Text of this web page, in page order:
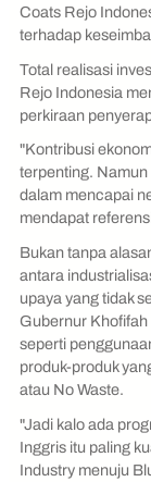
Coats Rejo
terhadap
Total realisasi
Rejo Indonesia
perkiraan
"Kontribusi
terpenting. Namun
dalam mencapai
mendapat
Bukan tanpa
antara
upaya yang tidak
Gubernur
seperti
produk-produk
atau No Waste.
"Jadi kalo ada
Inggris itu paling
Industry menuju